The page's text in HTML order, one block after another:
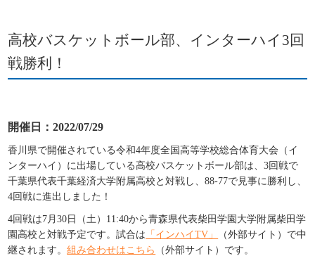
高校バスケットボール部、インターハイ3回
戦勝利！
開催日：2022/07/29
香川県で開催されている令和4年度全国高等学校総合体育大会（イ
ンターハイ）に出場している高校バスケットボール部は、3回戦で
千葉県代表千葉経済大学附属高校と対戦し、88-77で見事に勝利し、
4回戦に進出しました！
4回戦は7月30日（土）11:40から青森県代表柴田学園大学附属柴田学
園高校と対戦予定です。試合は 「インハイTV」
（外部サイト）で中
継されます。組み合わせはこちら （外部サイト）です。